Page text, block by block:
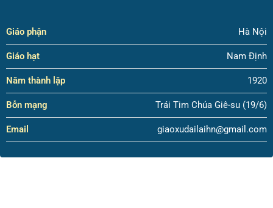
Giáo phận Hà Nội
Giáo hạt Nam Định
Năm thành lập 1920
Bỗn mạng Trái Tim Chúa Giê-su (19/6)
Email giaoxudailaihn@gmail.com